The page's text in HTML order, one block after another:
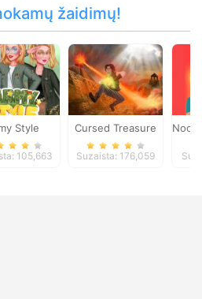
žaidimų!
Style
105,663
Cursed Treasure
Suzaista: 176,059